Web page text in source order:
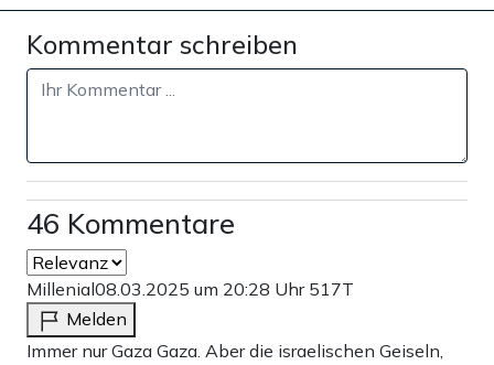
Kommentar schreiben
46 Kommentare
Millenial08.03.2025 um 20:28 Uhr 517T
Melden
Immer nur Gaza Gaza. Aber die israelischen Geiseln,